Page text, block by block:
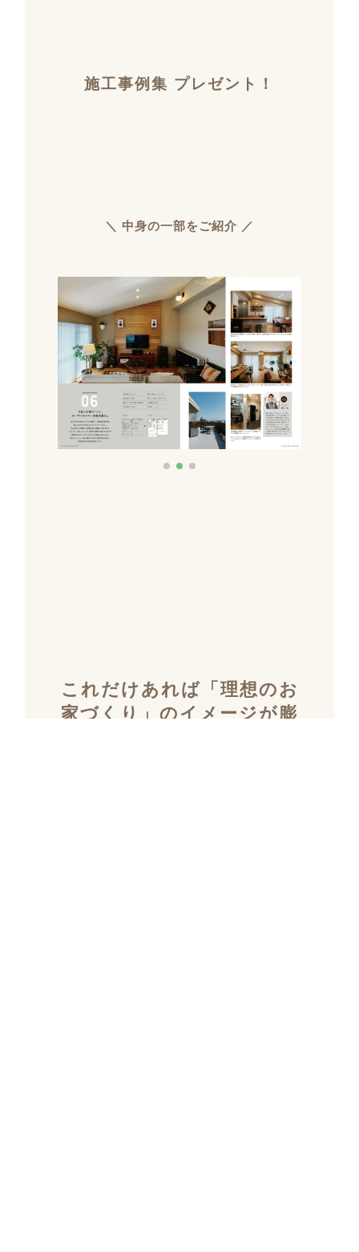
施工事例集 プレゼント！
＼ 中身の一部をご紹介 ／
これだけあれば「理想のお
家づくり」のイメージが膨